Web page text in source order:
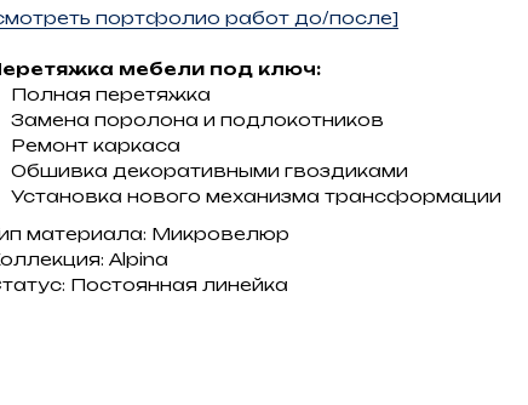
портфолио работ до/после]
мебели под ключ:
Полная перетяжка
Замена поролона и подлокотников
Ремонт каркаса
Обшивка декоративными гвоздиками
Установка нового механизма трансформации
материала: Микровелюр
Alpina
Постоянная линейка